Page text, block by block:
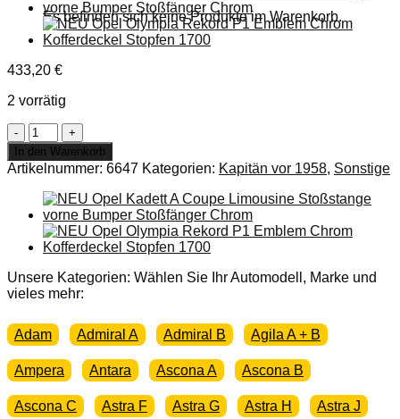
Es befinden sich keine Produkte im Warenkorb.
433,20 €
2 vorrätig
NEU
+
ORIGINAL
GM
Opel
Antara
2,4
Chevrolet
Captiva
Kolben
Motor
In den Warenkorb
Artikelnummer: 6647 Kategorien: Kapitän vor 1958, Sonstige
Unsere Kategorien: Wählen Sie Ihr Automodell, Marke und
vieles mehr:
Adam Admiral A Admiral B Agila A + B
Ampera Antara Ascona A Ascona B
Ascona C Astra F Astra G Astra H Astra J